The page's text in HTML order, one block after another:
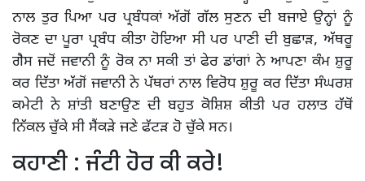
ਨਾਲ ਤੁਰ ਪਿਆ ਪਰ ਪ੍ਰਬੰਧਕਾਂ ਅੱਗੋਂ ਗੱਲ ਸੁਣਨ ਦੀ ਬਜਾਏ ਉਨ੍ਹਾਂ ਨੂੰ
ਰੋਕਣ ਦਾ ਪੂਰਾ ਪ੍ਰਬੰਧ ਕੀਤਾ ਹੋਇਆ ਸੀ ਪਰ ਪਾਣੀ ਦੀ ਬੁਛਾੜ, ਅੱਥਰੂ
ਗੈਸ ਜਦੋਂ ਜਵਾਨੀ ਨੂੰ ਰੋਕ ਨਾ ਸਕੀ ਤਾਂ ਫੇਰ ਡਾਂਗਾਂ ਨੇ ਆਪਣਾ ਕੰਮ ਸ਼ੁਰੂ
ਕਰ ਦਿੱਤਾ ਅੱਗੋਂ ਜਵਾਨੀ ਨੇ ਪੱਥਰਾਂ ਨਾਲ ਵਿਰੋਧ ਸ਼ੁਰੂ ਕਰ ਦਿੱਤਾ ਸੰਘਰਸ਼
ਕਮੇਟੀ ਨੇ ਸ਼ਾਂਤੀ ਬਣਾਉਣ ਦੀ ਬਹੁਤ ਕੋਸ਼ਿਸ਼ ਕੀਤੀ ਪਰ ਹਲਾਤ ਹੱਥੋਂ
ਨਿੱਕਲ ਚੁੱਕੇ ਸੀ ਸੈਂਕੜੇ ਜਣੇ ਫੱਟੜ ਹੋ ਚੁੱਕੇ ਸਨ।
ਕਹਾਣੀ : ਜੰਟੀ ਹੋਰ ਕੀ ਕਰੇ!